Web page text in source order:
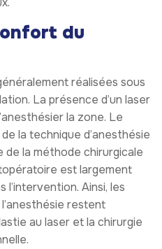
du
réalisées sous
La présence d’un laser
la zone. Le
la technique d’anesthésie
de la méthode chirurgicale
est largement
l’intervention. Ainsi, les
restent
au laser et la chirurgie